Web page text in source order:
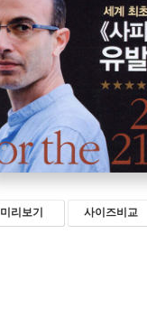
미리보기 사이즈비교